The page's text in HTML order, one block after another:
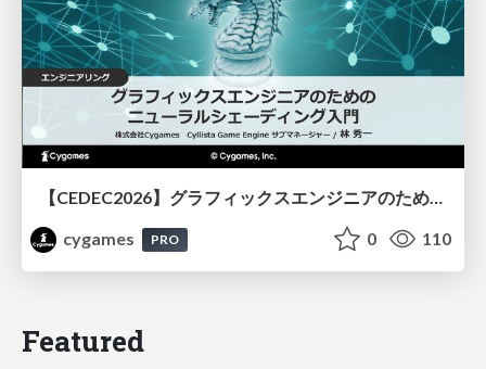
【CEDEC2026】グラフィックスエンジニアのためのニューラルシェーディング入門
cygames
PRO 0 110
Featured